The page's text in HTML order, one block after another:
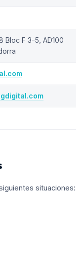
Bloc F 3-5, AD100
situaciones: